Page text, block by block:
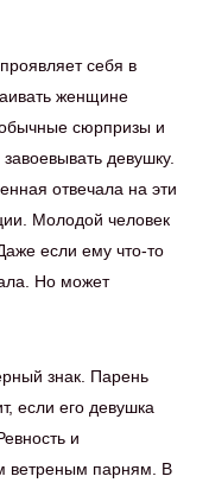
себя в
женщине
сюрпризы и
девушку.
отвечала на эти
Молодой человек
если ему что-то
Но может
знак. Парень
если его девушка
и
ветреным парням. В